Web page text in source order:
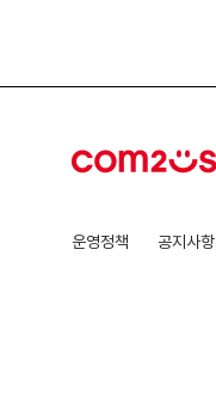
운영정책 공지사항